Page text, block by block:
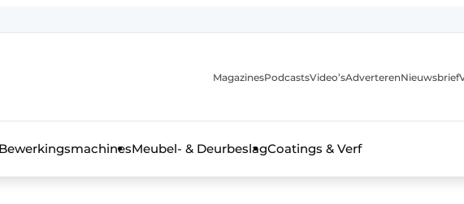
MagazinesPodcastsVideo’sAdverterenNieuwsbrief
BewerkingsmachinesMeubel- & DeurbeslagCoatings & Verf